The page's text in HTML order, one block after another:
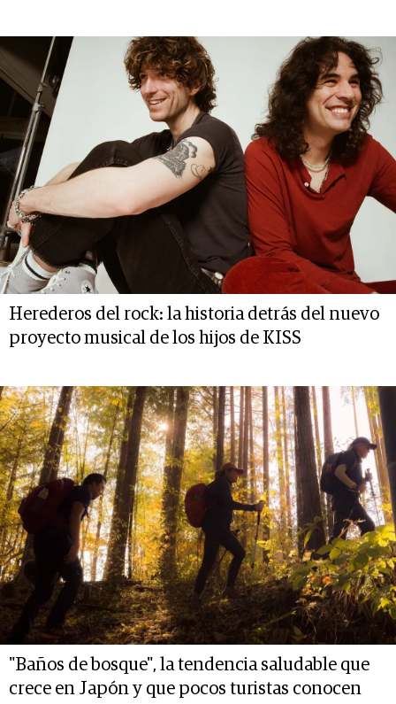
Herederos del rock: la historia detrás del nuevo
proyecto musical de los hijos de KISS
"Baños de bosque", la tendencia saludable que
crece en Japón y que pocos turistas conocen